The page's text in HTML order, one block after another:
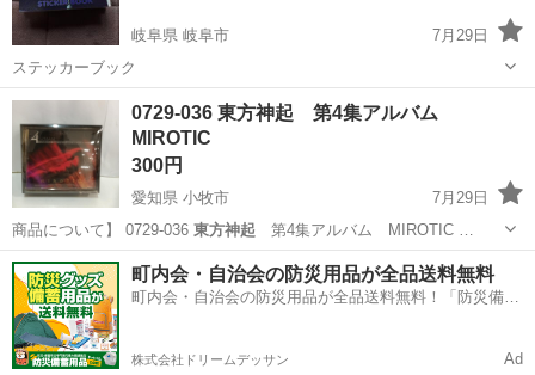
岐阜県 岐阜市
7月29日
ステッカーブック
岐阜 岐阜市 ステッカー
0729-036 東方神起 第4集アルバム
MIROTIC
300円
愛知県 小牧市
7月29日
商品について】 0729-036 東方神起 第4集アルバム MIROTIC …
愛知 小牧市 CD 東方神起
町内会・自治会の防災用品が全品送料無料
町内会・自治会の防災用品が全品送料無料！「防災備蓄
株式会社ドリームデッサン Ad